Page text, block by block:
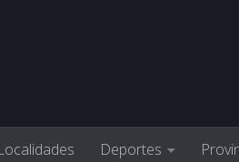
Deportes